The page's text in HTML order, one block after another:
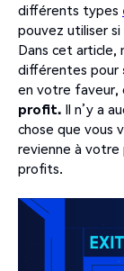
différents types
pouvez utiliser
Dans cet article,
différentes pour
en votre faveur,
profit. Il n’y a
chose que vous
revienne à votre
profits.